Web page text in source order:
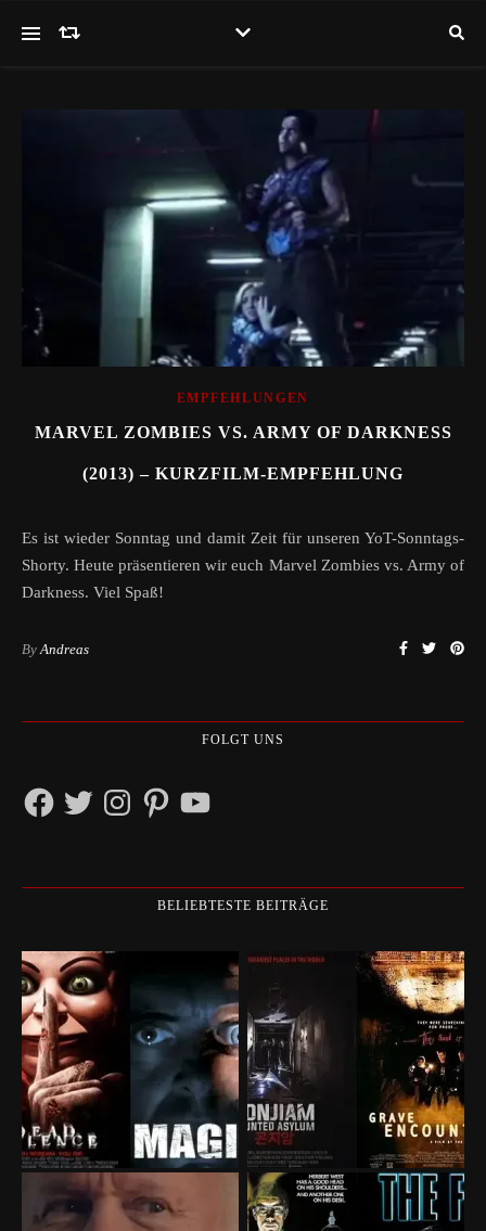
EMPFEHLUNGEN
MARVEL ZOMBIES VS. ARMY OF DARKNESS
(2013) – KURZFILM-EMPFEHLUNG
Es ist wieder Sonntag und damit Zeit für unseren YoT-Sonntags-
Shorty. Heute präsentieren wir euch Marvel Zombies vs. Army of
Darkness. Viel Spaß!
By Andreas
FOLGT UNS
FacebookTwitterInstagramPinterestYouTube
BELIEBTESTE BEITRÄGE